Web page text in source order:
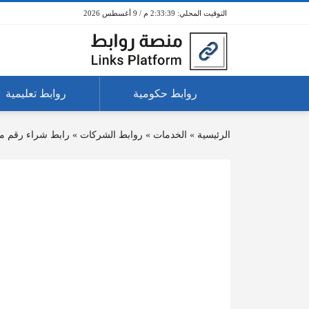
2:33:39 م / 9 أغسطس 2026
روابط حكومية روابط تعليمية
الرئيسية » الخدمات » روابط الشركات » رابط شراء رقم